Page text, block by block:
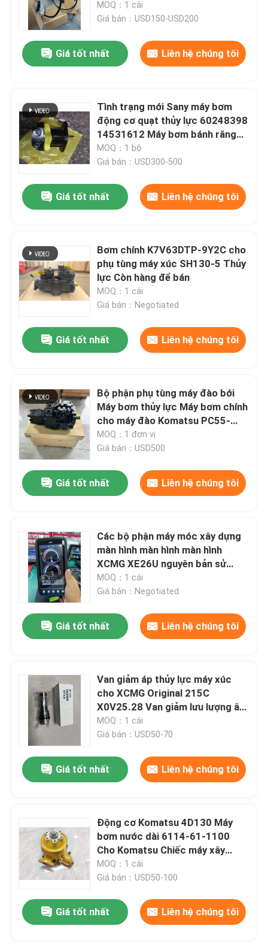
Trang chủ
Video
Chuyến tham quan nhà máy
Kiểm soát chất lượng
Liên hệ với chúng tôi
Tin tức
Máy đào
cần cẩu máy xúc
Tàu đào
Các mẫu xe xây dựng
gầu xúc đá
phụ tùng máy xúc
Các bộ phận của xe khoan
động cơ máy xúc
Động cơ máy đào
Răng thùng thợ đào
Van điều khiển phân phối
MOQ：1 cái
Giá bán：USD150-USD200
Giá tốt nhất Liên hệ chúng tôi
Tình trạng mới Sany máy bơm
động cơ quạt thủy lực 60248398
14531612 Máy bơm bánh răng
SY650 SY700 SY750 SY500
SY460 SY485 SY550 SY375
MOQ：1 bộ
Giá bán：USD300-500
Giá tốt nhất Liên hệ chúng tôi
Bơm chính K7V63DTP-9Y2C cho
phụ tùng máy xúc SH130-5 Thủy
lực Còn hàng để bán
MOQ：1 cái
Giá bán：Negotiated
Giá tốt nhất Liên hệ chúng tôi
Bộ phận phụ tùng máy đào bới
Máy bơm thủy lực Máy bơm chính
cho máy đào Komatsu PC55-
3/56-7 708-3S-00961 708-3S-
11220
MOQ：1 đơn vị
Giá bán：USD500
Giá tốt nhất Liên hệ chúng tôi
Các bộ phận máy móc xây dựng
màn hình màn hình màn hình
XCMG XE26U nguyên bản sử
dụng bộ phận
MOQ：1 cái
Giá bán：Negotiated
Giá tốt nhất Liên hệ chúng tôi
Van giảm áp thủy lực máy xúc
cho XCMG Original 215C
X0V25.28 Van giảm lưu lượng âm
Van điều khiển cứu trợ chính
MOQ：1 cái
Giá bán：USD50-70
Giá tốt nhất Liên hệ chúng tôi
Động cơ Komatsu 4D130 Máy
bơm nước dài 6114-61-1100
Cho Komatsu Chiếc máy xây
dựng
MOQ：1 cái
Giá bán：USD50-100
Giá tốt nhất Liên hệ chúng tôi